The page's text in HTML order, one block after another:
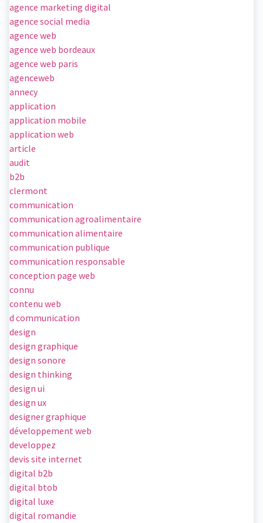
agence marketing digital
agence social media
agence web
agence web bordeaux
agence web paris
agenceweb
annecy
application
application mobile
application web
article
audit
b2b
clermont
communication
communication agroalimentaire
communication alimentaire
communication publique
communication responsable
conception page web
connu
contenu web
d communication
design
design graphique
design sonore
design thinking
design ui
design ux
designer graphique
développement web
developpez
devis site internet
digital b2b
digital btob
digital luxe
digital romandie